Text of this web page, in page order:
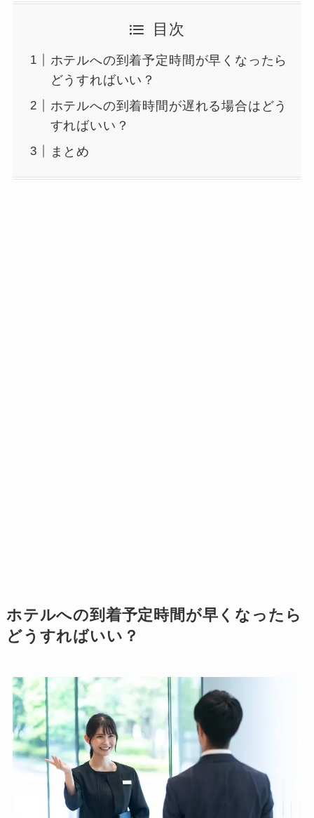
目次
ホテルへの到着予定時間が早くなったら
どうすればいい？
ホテルへの到着時間が遅れる場合はどう
すればいい？
まとめ
ホテルへの到着予定時間が早くなったら
どうすればいい？